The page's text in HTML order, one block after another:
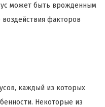
может быть врожденным
факторов
каждый из которых
Некоторые из